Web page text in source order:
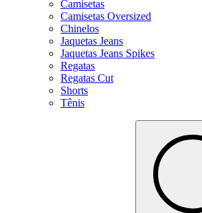
Camisetas
Camisetas Oversized
Chinelos
Jaquetas Jeans
Jaquetas Jeans Spikes
Regatas
Regatas Cut
Shorts
Tênis